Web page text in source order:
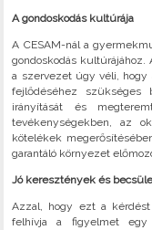
A gondoskodás kultúrája
A CESAM-nál a
gondoskodás kultúrájához.
a szervezet úgy véli, hogy
fejlődéséhez szükséges
irányítását és
tevékenységekben, az
kötelékek
garantáló környezet
Jó keresztények és
Azzal, hogy ezt a kérdést
felhívja a figyelmet egy